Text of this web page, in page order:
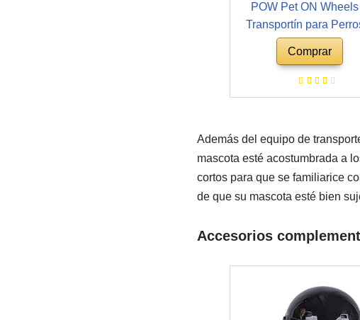
POW Pet ON
Transportín para
Gatos para enganchar
ciclomotor,
Bicicleta y Apto también
el Coche
Comprar
Además del equipo de
mascota esté acostumbrada a
cortos para que se familiarice
de que su mascota esté bien
Accesorios